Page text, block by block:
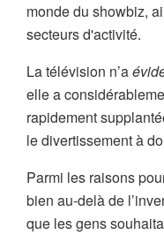
monde du showbiz,
secteurs d'activité.
La télévision n’a
elle a
rapidement
le divertissement à
Parmi les raisons
bien au-delà de
que les gens